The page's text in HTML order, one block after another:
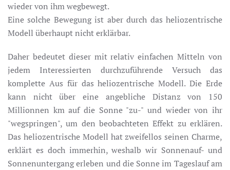
wieder von ihm wegbewegt.
Eine solche Bewegung ist aber durch das heliozentrische
Modell überhaupt nicht erklärbar.
Daher bedeutet dieser mit relativ einfachen Mitteln von
jedem Interessierten durchzuführende Versuch das
komplette Aus für das heliozentrische Modell. Die Erde
kann nicht über eine angebliche Distanz von 150
Millionnen km auf die Sonne "zu-" und wieder von ihr
"wegspringen", um den beobachteten Effekt zu erklären.
Das heliozentrische Modell hat zweifellos seinen Charme,
erklärt es doch immerhin, weshalb wir Sonnenauf- und
Sonnenuntergang erleben und die Sonne im Tageslauf am